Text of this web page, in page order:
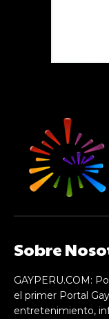
Sobre
GAYPERU.COM:
el primer Portal
entretenimiento,